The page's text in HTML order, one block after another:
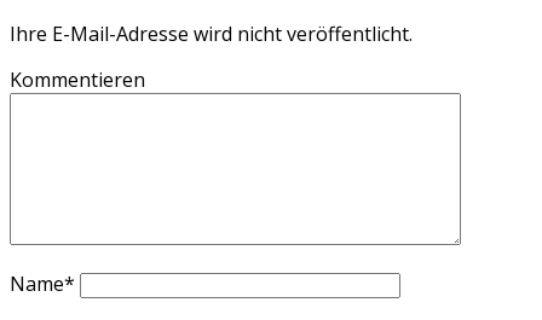
Ihre E-Mail-Adresse wird nicht veröffentlicht.
Kommentieren
Name*